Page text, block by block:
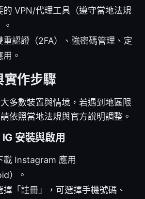
的 VPN/代理工具（遵守當地法規
重認證（2FA）、強密碼管理、定
。
實作步驟
多數裝置與情境，若遇到地區限
依照當地法規與官方說明調整。
安裝與啟用
載 Instagram 應用
）。
「註冊」，可選擇手機號碼、